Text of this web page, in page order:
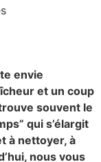
envie
et un coup
souvent le
qui s’élargit
à nettoyer, à
nous vous